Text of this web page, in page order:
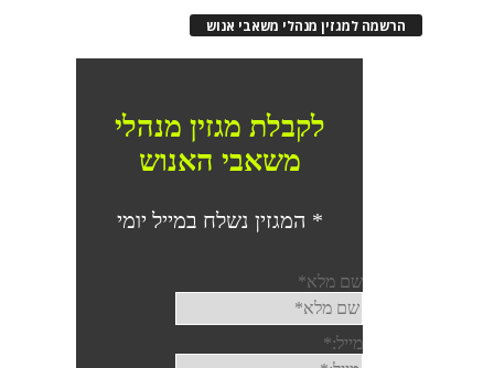
הרשמה למגזין מנהלי משאבי אנוש